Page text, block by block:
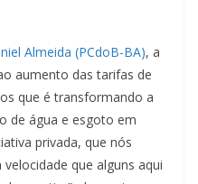
Almeida (PCdoB-BA), a
aumento das tarifas de
que é transformando a
de água e esgoto em
privada, que nós
que alguns aqui